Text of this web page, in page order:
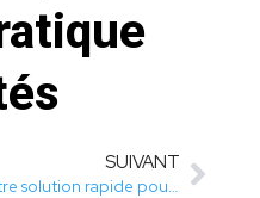
SUIVANT
Prêts sur salaire sans refus au Canada : votre solution rapide pour obtenir de l'argent en cas d'urgence